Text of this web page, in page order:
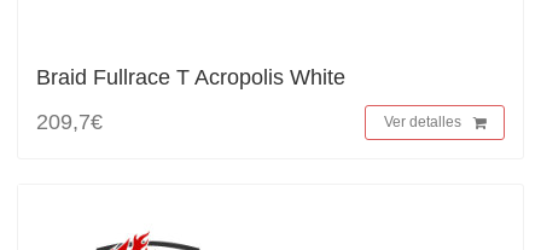
Braid Fullrace T Acropolis White
209,7€
Ver detalles